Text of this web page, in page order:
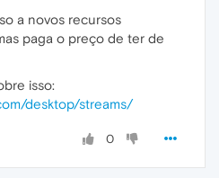
a novos recursos
paga o preço de ter de
isso:
desktop/streams/
0